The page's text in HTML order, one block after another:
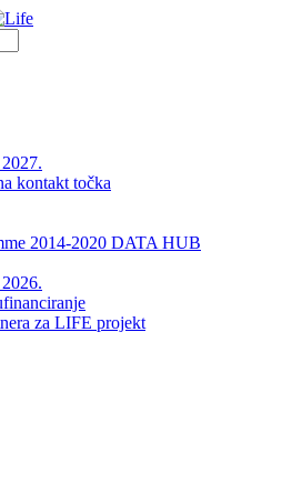
kontakt točka
2014-2020 DATA HUB
za LIFE projekt